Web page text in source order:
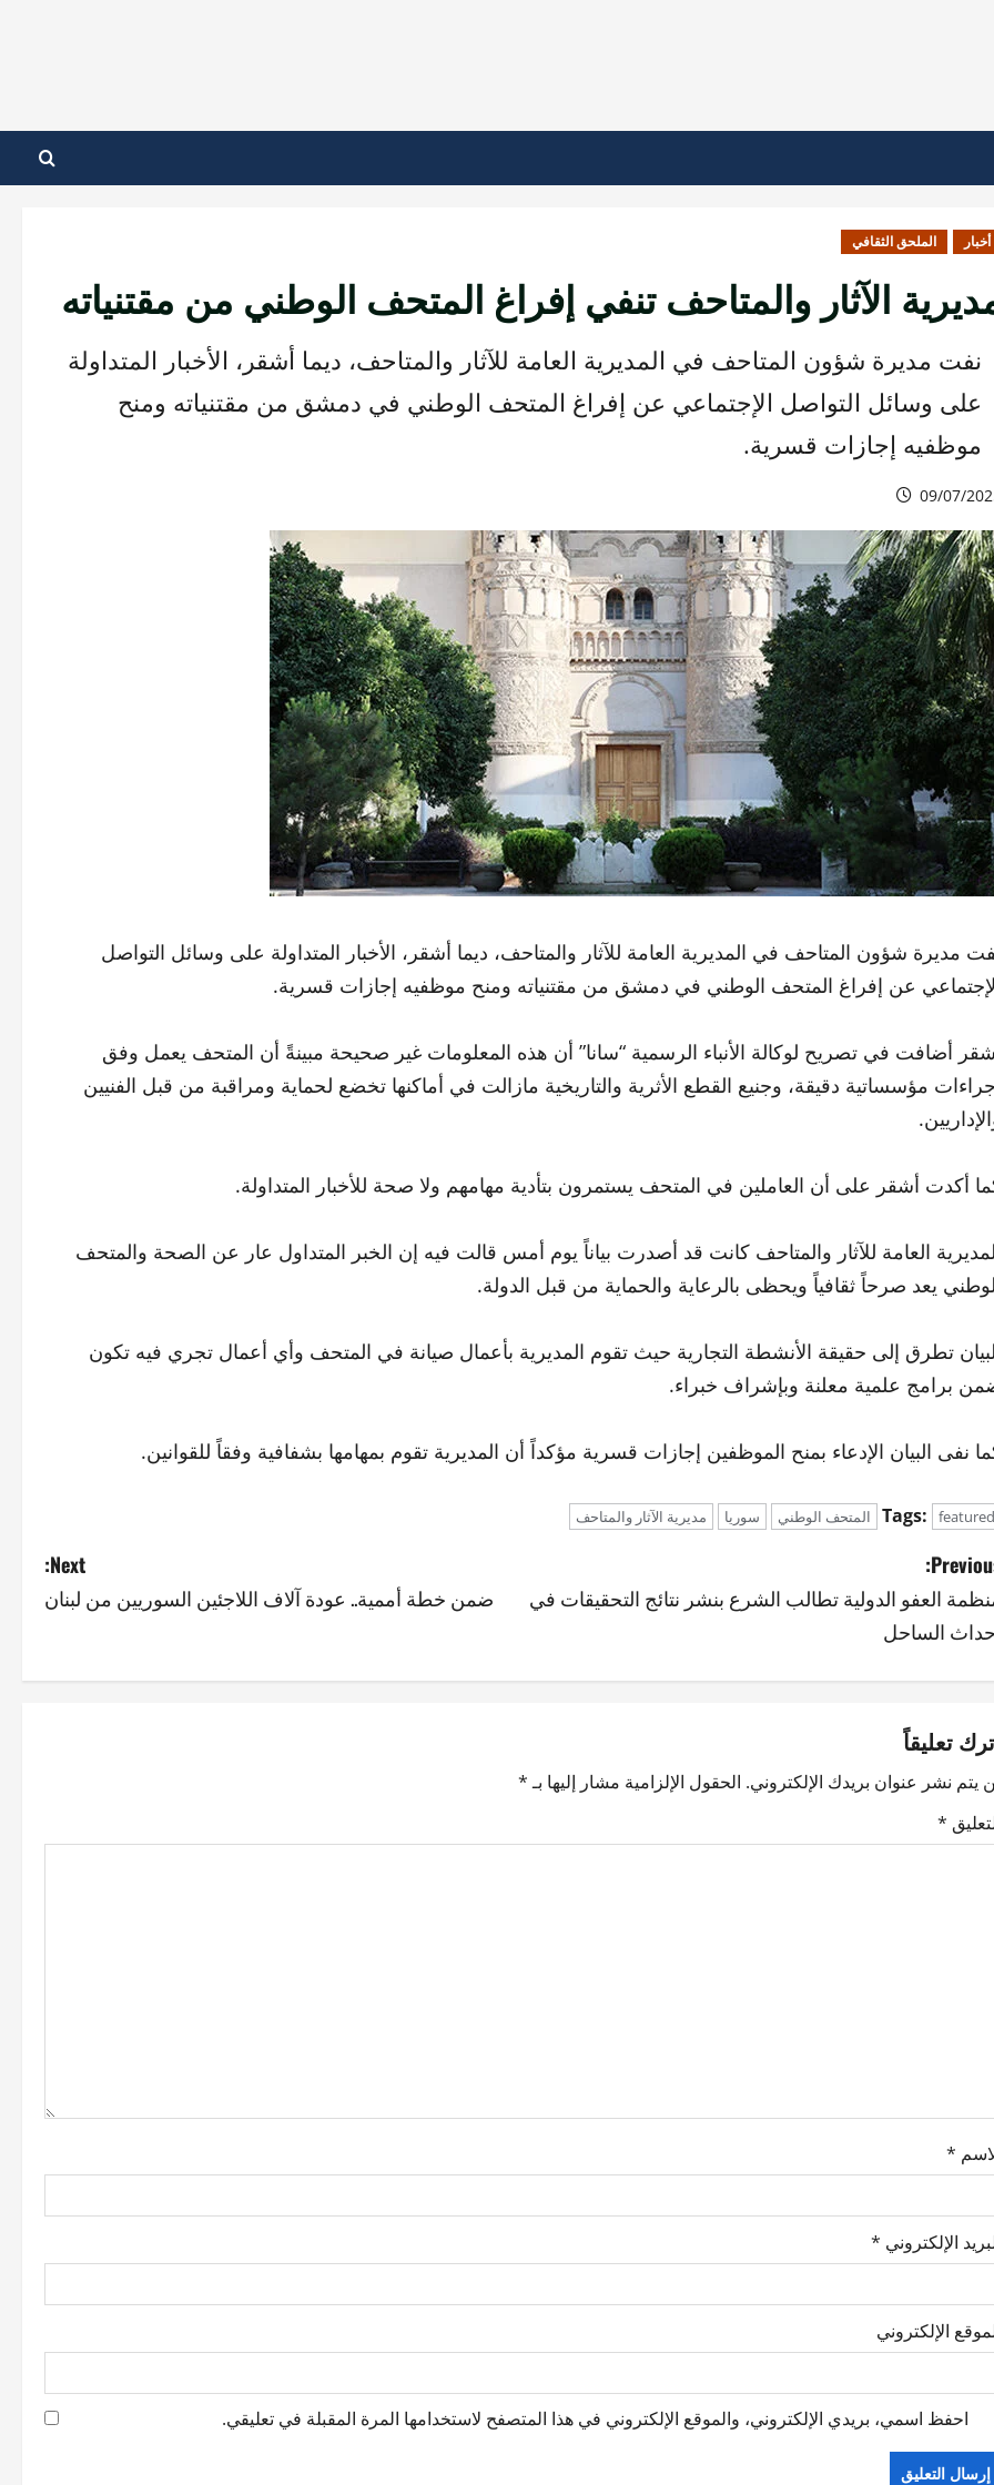
أخبار الملحق الثقافي
الآثار والمتاحف تنفي إفراغ المتحف الوطني من مقتنياته
نفت مديرة شؤون المتاحف في المديرية العامة للآثار والمتاحف، ديما أشقر، الأخبار المتداولة
على وسائل التواصل الإجتماعي عن إفراغ المتحف الوطني في دمشق من مقتنياته ومنح
موظفيه إجازات قسرية.
09/07/
مديرة شؤون المتاحف في المديرية العامة للآثار والمتاحف، ديما أشقر، الأخبار المتداولة على وسائل التواصل
عن إفراغ المتحف الوطني في دمشق من مقتنياته ومنح موظفيه إجازات قسرية.
أضافت في تصريح لوكالة الأنباء الرسمية “سانا” أن هذه المعلومات غير صحيحة مبينةً أن المتحف يعمل وفق
مؤسساتية دقيقة، وجنيع القطع الأثرية والتاريخية مازالت في أماكنها تخضع لحماية ومراقبة من قبل الفنيين
أكدت أشقر على أن العاملين في المتحف يستمرون بتأدية مهامهم ولا صحة للأخبار المتداولة.
العامة للآثار والمتاحف كانت قد أصدرت بياناً يوم أمس قالت فيه إن الخبر المتداول عار عن الصحة والمتحف
يعد صرحاً ثقافياً ويحظى بالرعاية والحماية من قبل الدولة.
تطرق إلى حقيقة الأنشطة التجارية حيث تقوم المديرية بأعمال صيانة في المتحف وأي أعمال تجري فيه تكون
برامج علمية معلنة وبإشراف خبراء.
نفى البيان الإدعاء بمنح الموظفين إجازات قسرية مؤكداً أن المديرية تقوم بمهامها بشفافية وفقاً للقوانين.
Tags: featured المتحف الوطني سوريا مديرية الآثار والمتاحف
العفو الدولية تطالب الشرع بنشر نتائج التحقيقات في
الساحل
Next:
ضمن خطة أممية.. عودة آلاف اللاجئين السوريين من لبنان
تعليقاً
يتم نشر عنوان بريدك الإلكتروني. الحقول الإلزامية مشار إليها بـ*
*
*
الإلكتروني *
الإلكتروني
احفظ اسمي، بريدي الإلكتروني، والموقع الإلكتروني في هذا المتصفح لاستخدامها المرة المقبلة في تعليقي.